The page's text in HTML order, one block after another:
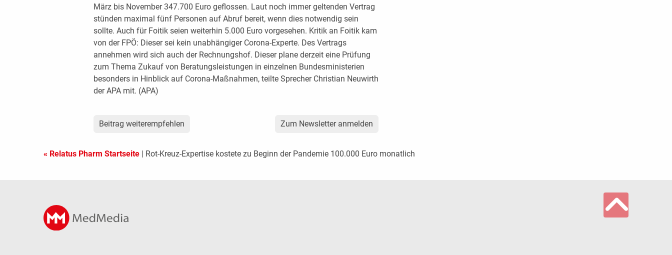
März bis November 347.700 Euro geflossen. Laut noch immer geltenden Vertrag
stünden maximal fünf Personen auf Abruf bereit, wenn dies notwendig sein
sollte. Auch für Foitik seien weiterhin 5.000 Euro vorgesehen. Kritik an Foitik kam
von der FPÖ: Dieser sei kein unabhängiger Corona-Experte. Des Vertrags
annehmen wird sich auch der Rechnungshof. Dieser plane derzeit eine Prüfung
zum Thema Zukauf von Beratungsleistungen in einzelnen Bundesministerien
besonders in Hinblick auf Corona-Maßnahmen, teilte Sprecher Christian Neuwirth
der APA mit. (APA)
Beitrag weiterempfehlen Zum Newsletter anmelden
« Relatus Pharm Startseite | Rot-Kreuz-Expertise kostete zu Beginn der Pandemie 100.000 Euro monatlich